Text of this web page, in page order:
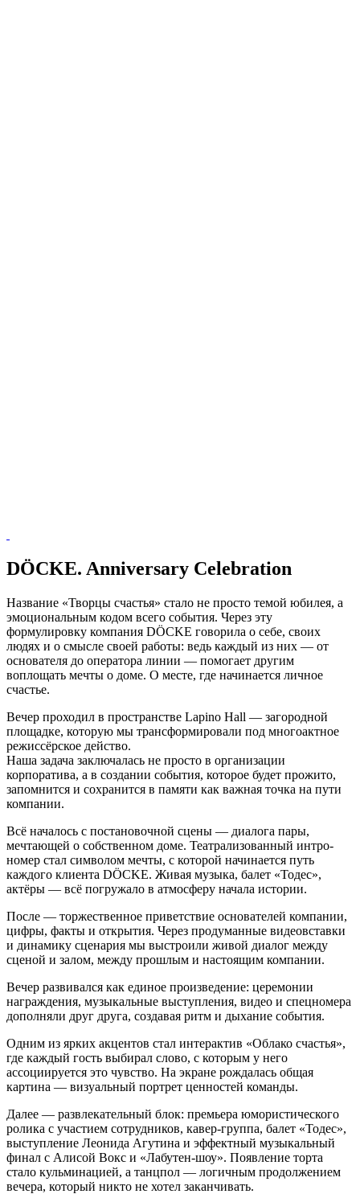
DÖCKE. Anniversary Celebration
Название «Творцы счастья» стало не просто темой юбилея, а
эмоциональным кодом всего события. Через эту
формулировку компания DÖCKE говорила о себе, своих
людях и о смысле своей работы: ведь каждый из них — от
основателя до оператора линии — помогает другим
воплощать мечты о доме. О месте, где начинается личное
счастье.
Вечер проходил в пространстве Lapino Hall — загородной
площадке, которую мы трансформировали под многоактное
режиссёрское действо.
Наша задача заключалась не просто в организации
корпоратива, а в создании события, которое будет прожито,
запомнится и сохранится в памяти как важная точка на пути
компании.
Всё началось с постановочной сцены — диалога пары,
мечтающей о собственном доме. Театрализованный интро-
номер стал символом мечты, с которой начинается путь
каждого клиента DÖCKE. Живая музыка, балет «Тодес»,
актёры — всё погружало в атмосферу начала истории.
После — торжественное приветствие основателей компании,
цифры, факты и открытия. Через продуманные видеовставки
и динамику сценария мы выстроили живой диалог между
сценой и залом, между прошлым и настоящим компании.
Вечер развивался как единое произведение: церемонии
награждения, музыкальные выступления, видео и спецномера
дополняли друг друга, создавая ритм и дыхание события.
Одним из ярких акцентов стал интерактив «Облако счастья»,
где каждый гость выбирал слово, с которым у него
ассоциируется это чувство. На экране рождалась общая
картина — визуальный портрет ценностей команды.
Далее — развлекательный блок: премьера юмористического
ролика с участием сотрудников, кавер-группа, балет «Тодес»,
выступление Леонида Агутина и эффектный музыкальный
финал с Алисой Вокс и «Лабутен-шоу». Появление торта
стало кульминацией, а танцпол — логичным продолжением
вечера, который никто не хотел заканчивать.